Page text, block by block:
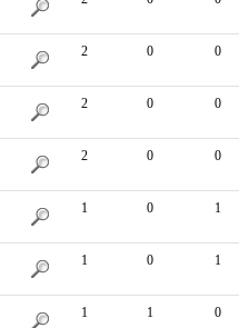
2 0 0
2 0 0
2 0 0
1 0 1
1 0 1
1 1 0